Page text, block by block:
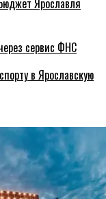
Ярославля
сервис ФНС
в Ярославскую